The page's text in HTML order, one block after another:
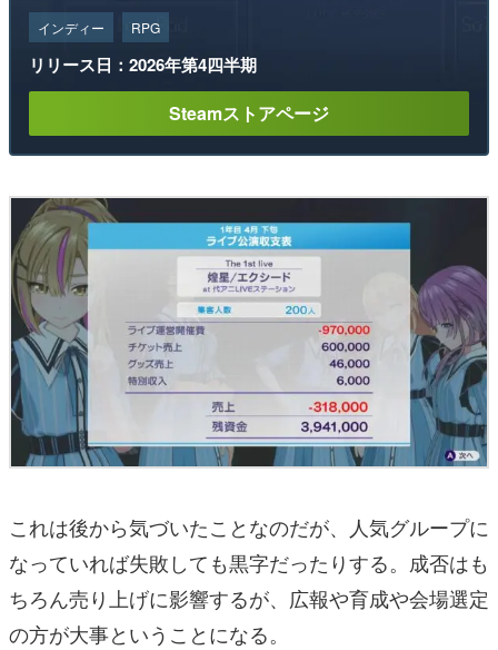
インディー RPG
リリース日：2026年第4四半期
Steamストアページ
これは後から気づいたことなのだが、人気グループに
なっていれば失敗しても黒字だったりする。成否はも
ちろん売り上げに影響するが、広報や育成や会場選定
の方が大事ということになる。